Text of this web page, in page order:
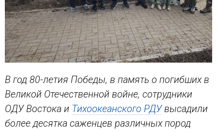
В год 80-летия Победы, в память о погибших в
Великой Отечественной войне, сотрудники
ОДУ Востока и Тихоокеанского РДУвысадили
более десятка саженцев различных пород